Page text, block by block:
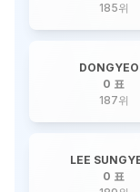
185위
0 표
187위
LEE
0 표